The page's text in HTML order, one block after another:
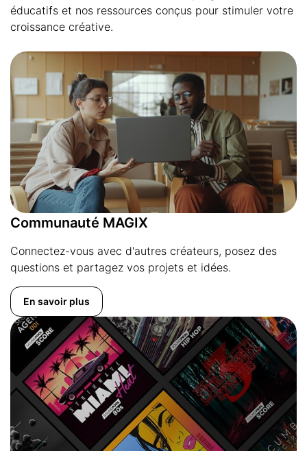
éducatifs et nos ressources conçus pour stimuler votre
croissance créative.
Communauté MAGIX
Connectez-vous avec d'autres créateurs, posez des
questions et partagez vos projets et idées.
En savoir plus